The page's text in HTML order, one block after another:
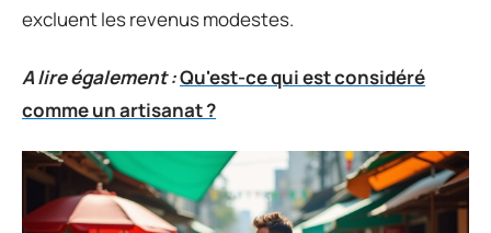
excluent les revenus modestes.
A lire également :Qu'est-ce qui est considéré
comme un artisanat ?